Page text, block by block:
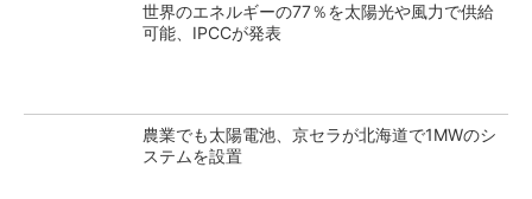
世界のエネルギーの77％を太陽光や風力で供給
可能、IPCCが発表
農業でも太陽電池、京セラが北海道で1MWのシ
ステムを設置